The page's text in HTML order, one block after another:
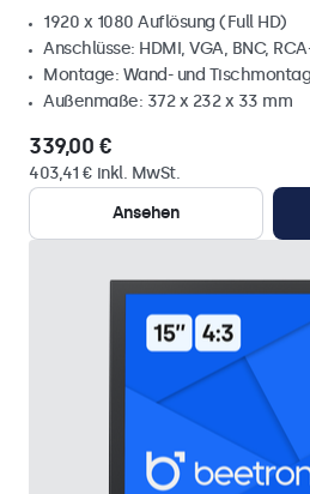
1920 x 1080 Auflösung (Full HD)
Anschlüsse: HDMI, VGA, BNC,
Montage: Wand- und
Außenmaße: 372 x 232 x 33 mm
339,00 €
403,41 € inkl. MwSt.
Ansehen